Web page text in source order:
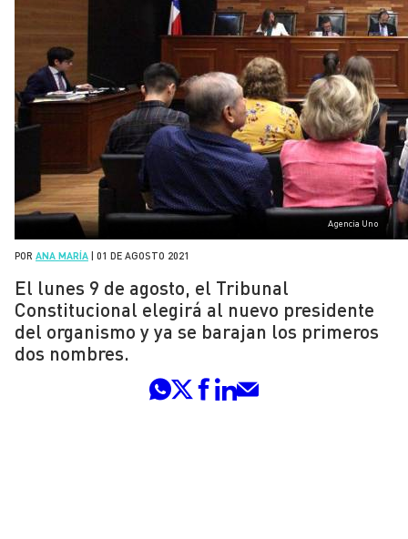
Agencia Uno
POR ANA MARÍA 01 DE AGOSTO 2021
El lunes 9 de agosto, el Tribunal
Constitucional elegirá al nuevo presidente
del organismo y ya se barajan los primeros
dos nombres.